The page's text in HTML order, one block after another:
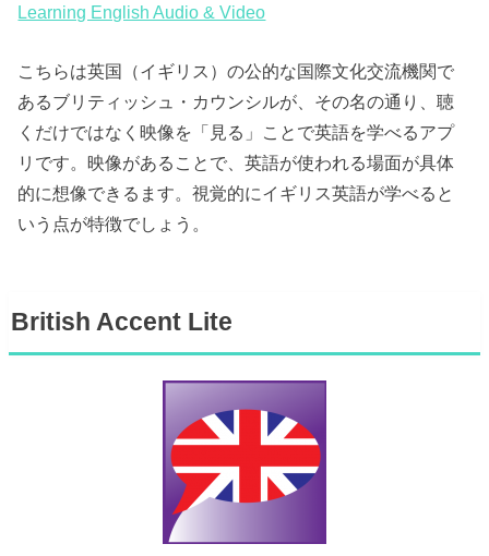
Learning English Audio & Video
こちらは英国（イギリス）の公的な国際文化交流機関で
あるブリティッシュ・カウンシルが、その名の通り、聴
くだけではなく映像を「見る」ことで英語を学べるアプ
リです。映像があることで、英語が使われる場面が具体
的に想像できるます。視覚的にイギリス英語が学べると
いう点が特徴でしょう。
British Accent Lite